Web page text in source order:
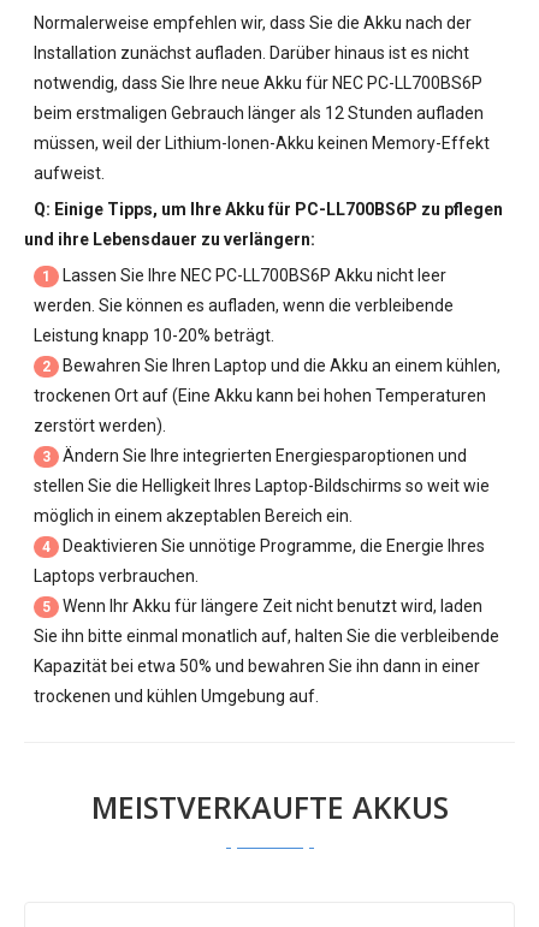
Normalerweise empfehlen wir, dass Sie die Akku nach der
Installation zunächst aufladen. Darüber hinaus ist es nicht
notwendig, dass Sie Ihre neue Akku für NEC PC-LL700BS6P
beim erstmaligen Gebrauch länger als 12 Stunden aufladen
müssen, weil der Lithium-Ionen-Akku keinen Memory-Effekt
aufweist.
Q: Einige Tipps, um IhreAkku für PC-LL700BS6P zu pflegen
und ihre Lebensdauer zu verlängern:
1 Lassen Sie Ihre NEC PC-LL700BS6P Akku nicht leer
werden. Sie können es aufladen, wenn die verbleibende
Leistung knapp 10-20% beträgt.
2
Bewahren Sie Ihren Laptop und die Akku an einem kühlen,
trockenen Ort auf (Eine Akku kann bei hohen Temperaturen
zerstört werden).
3
Ändern Sie Ihre integrierten Energiesparoptionen und
stellen Sie die Helligkeit Ihres Laptop-Bildschirms so weit wie
möglich in einem akzeptablen Bereich ein.
4
Deaktivieren Sie unnötige Programme, die Energie Ihres
Laptops verbrauchen.
5
Wenn Ihr Akku für längere Zeit nicht benutzt wird, laden
Sie ihn bitte einmal monatlich auf, halten Sie die verbleibende
Kapazität bei etwa 50% und bewahren Sie ihn dann in einer
trockenen und kühlen Umgebung auf.
MEISTVERKAUFTE AKKUS